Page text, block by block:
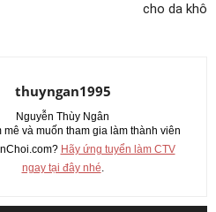
cho da khô
thuyngan1995
Nguyễn Thùy Ngân
mê và muốn tham gia làm thành viên
Hãy ứng tuyển làm CTV
ngay tại đây nhé.